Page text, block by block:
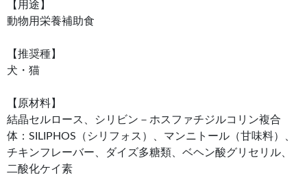
【用途】
動物用栄養補助食
【推奨種】
犬・猫
【原材料】
結晶セルロース、シリビン－ホスファチジルコリン複合
体：SILIPHOS（シリフォス）、マンニトール（甘味料）、
チキンフレーバー、ダイズ多糖類、ベヘン酸グリセリル、
二酸化ケイ素